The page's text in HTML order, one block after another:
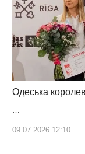
Одеська
…
09.07.2026 12:10